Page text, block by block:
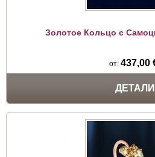
Золотое Кольцо с
от: 437,00
ДЕТАЛИ